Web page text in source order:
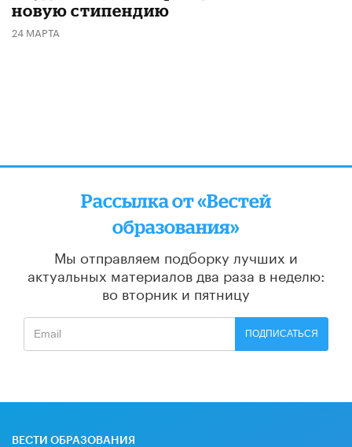
новую стипендию
24 МАРТА
Рассылка от «Вестей
образования»
Мы отправляем подборку лучших и
актуальных материалов два раза в неделю:
во вторник и пятницу
ПОДПИСАТЬСЯ
ВЕСТИ ОБРАЗОВАНИЯ